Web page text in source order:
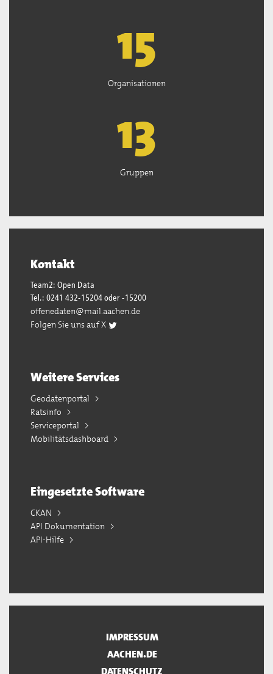
15
Organisationen
13
Gruppen
Kontakt
Team2: Open Data
Tel.: 0241 432-15204 oder -15200
offenedaten@mail.aachen.de
Folgen Sie uns auf X
Weitere Services
Geodatenportal
Ratsinfo
Serviceportal
Mobilitätsdashboard
Eingesetzte Software
CKAN
API Dokumentation
API-Hilfe
IMPRESSUM
AACHEN.DE
DATENSCHUTZ